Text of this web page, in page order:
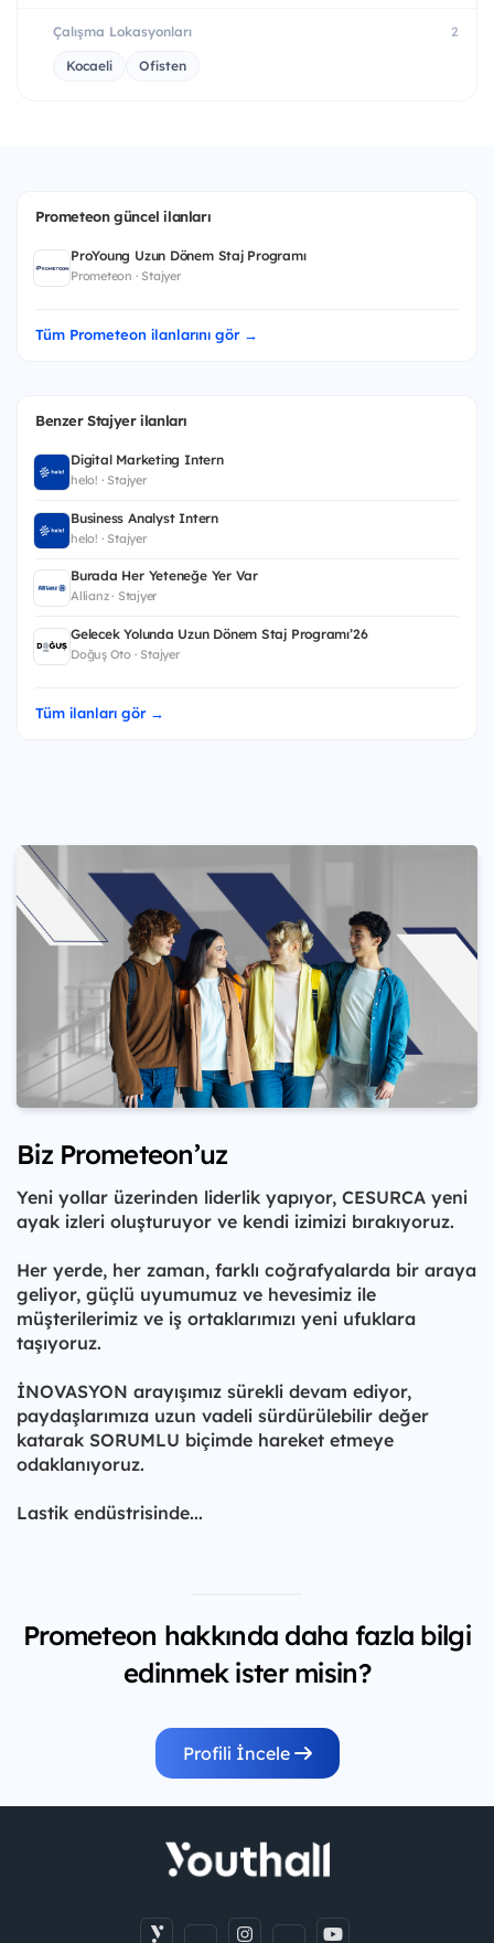
Çalışma Lokasyonları 2
Kocaeli Ofisten
Prometeon güncel ilanları
ProYoung Uzun Dönem Staj Programı
Prometeon · Stajyer
Tüm Prometeon ilanlarını gör →
Benzer Stajyer ilanları
Digital Marketing Intern
helo! · Stajyer
Business Analyst Intern
helo! · Stajyer
Burada Her Yeteneğe Yer Var
Allianz · Stajyer
Gelecek Yolunda Uzun Dönem Staj Programı’26
Doğuş Oto · Stajyer
Tüm ilanları gör →
Biz Prometeon’uz
Yeni yollar üzerinden liderlik yapıyor, CESURCA yeni
ayak izleri oluşturuyor ve kendi izimizi bırakıyoruz.
Her yerde, her zaman, farklı coğrafyalarda bir araya
geliyor, güçlü uyumumuz ve hevesimiz ile
müşterilerimiz ve iş ortaklarımızı yeni ufuklara
taşıyoruz.
İNOVASYON arayışımız sürekli devam ediyor,
paydaşlarımıza uzun vadeli sürdürülebilir değer
katarak SORUMLU biçimde hareket etmeye
odaklanıyoruz.
Lastik endüstrisinde...
Prometeon hakkında daha fazla bilgi
edinmek ister misin?
Profili İncele